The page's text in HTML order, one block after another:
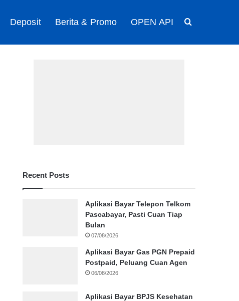
Deposit Berita & Promo OPEN API
Recent Posts
Aplikasi Bayar Telepon Telkom
Pascabayar, Pasti Cuan Tiap
Bulan
07/08/2026
Aplikasi Bayar Gas PGN Prepaid
Postpaid, Peluang Cuan Agen
06/08/2026
Aplikasi Bayar BPJS Kesehatan